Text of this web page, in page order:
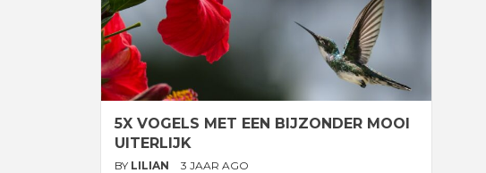
5X VOGELS MET EEN BIJZONDER MOOI
UITERLIJK
BY LILIAN 3 JAAR AGO